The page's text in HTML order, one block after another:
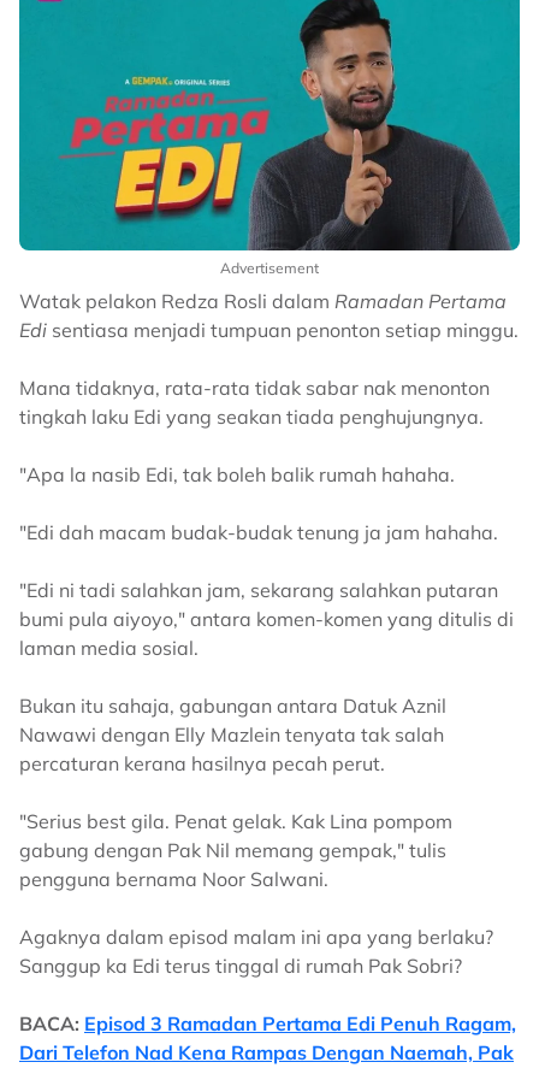
Advertisement
Watak pelakon Redza Rosli dalam Ramadan Pertama
Edi sentiasa menjadi tumpuan penonton setiap minggu.
Mana tidaknya, rata-rata tidak sabar nak menonton
tingkah laku Edi yang seakan tiada penghujungnya.
"Apa la nasib Edi, tak boleh balik rumah hahaha.
"Edi dah macam budak-budak tenung ja jam hahaha.
"Edi ni tadi salahkan jam, sekarang salahkan putaran
bumi pula aiyoyo," antara komen-komen yang ditulis di
laman media sosial.
Bukan itu sahaja, gabungan antara Datuk Aznil
Nawawi dengan Elly Mazlein tenyata tak salah
percaturan kerana hasilnya pecah perut.
"Serius best gila. Penat gelak. Kak Lina pompom
gabung dengan Pak Nil memang gempak," tulis
pengguna bernama Noor Salwani.
Agaknya dalam episod malam ini apa yang berlaku?
Sanggup ka Edi terus tinggal di rumah Pak Sobri?
BACA: Episod 3 Ramadan Pertama Edi Penuh Ragam,
Dari Telefon Nad Kena Rampas Dengan Naemah, Pak